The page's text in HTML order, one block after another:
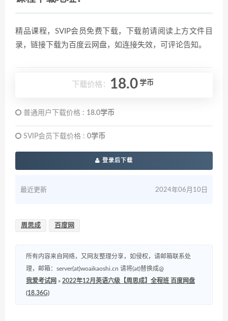
精品课程，SVIP会员免费下载，下载前请阅读上方文件目
录，链接下载为百度云网盘，如连接失效，可评论告知。
下载价格： 18.0 学币
普通用户下载价格 : 18.0学币
SVIP会员下载价格 : 0学币
登录后下载
最近更新 2024年06月10日
周思成 百度网
所有内容来自网络，又网友整理分享，如侵权，请邮箱联系处
理，邮箱：server(at)woaikaoshi.cn 请将(at)替换成@
我爱考试网 » 2022年12月英语六级【周思成】全程班 百度网盘
(18.36G)